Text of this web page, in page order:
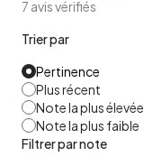
7 avis vérifiés
Trier par
Pertinence
Plus récent
Note la plus élevée
Note la plus faible
Filtrer par note